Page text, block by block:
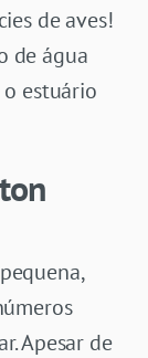
de aves!
de água
estuário
Apesar de